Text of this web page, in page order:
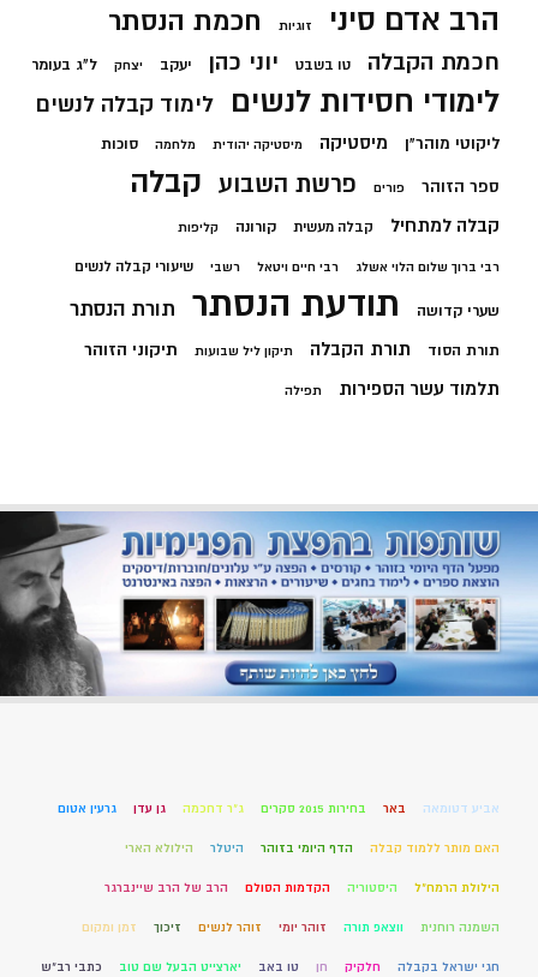
הרב אדם סיני זוגיות חכמת הנסתר
חכמת הקבלה טו בשבט יוני כהן יעקב יצחק ל"ג בעומר
לימודי חסידות לנשים לימוד קבלה לנשים
ליקוטי מוהר"ן מיסטיקה מיסטיקה יהודית מלחמה סוכות
ספר הזוהר פורים פרשת השבוע קבלה
קבלה למתחיל קבלה מעשית קורונה קליפות
רבי ברוך שלום הלוי אשלג רבי חיים ויטאל רשבי שיעורי קבלה לנשים
שערי קדושה תודעת הנסתר תורת הנסתר
תורת הסוד תורת הקבלה תיקון ליל שבועות תיקוני הזוהר
תלמוד עשר הספירות תפילה
אביע דטומאה באר בחירות 2015 סקרים ג"ר דחכמה גן עדן גרעין אטום
האם מותר ללמוד קבלה הדף היומי בזוהר היטלר הילולא הארי
הילולת הרמח"ל היסטוריה הקדמות הסולם הרב של הרב שיינברגר
השמנה רוחנית ווצאפ תורה זוהר יומי זוהר לנשים זיכוך זמן ומקום
חגי ישראל בקבלה חלקיק חן טו באב יארצייט הבעל שם טוב כתבי רב"ש